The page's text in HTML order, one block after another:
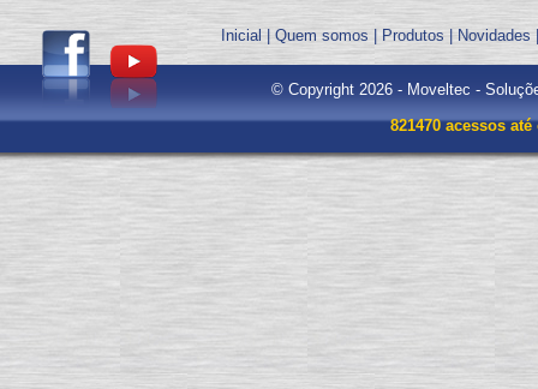
Inicial Quem somos Produtos| Novidades
© Copyright 2026 - Moveltec -
821470 acessos